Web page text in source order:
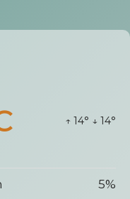
↑ 14° ↓ 14°
5%